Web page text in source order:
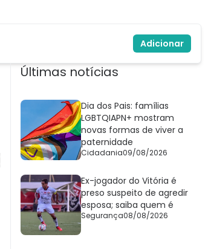
Adicionar
Últimas notícias
Dia dos Pais: famílias
LGBTQIAPN+ mostram
novas formas de viver a
paternidade
Cidadania09/08/2026
Ex-jogador do Vitória é
preso suspeito de agredir
esposa; saiba quem é
Segurança08/08/2026